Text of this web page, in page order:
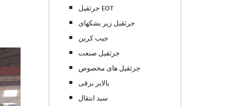
جرثقیل EOT
جرثقیل زیر بشکهای
جیب کرین
جرثقیل صنعت
جرثقیل های مخصوص
بالابر برقی
سبد انتقال